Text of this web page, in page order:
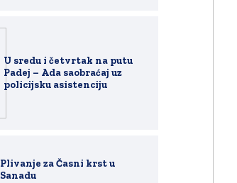
U sredu i četvrtak na putu
Padej – Ada saobraćaj uz
policijsku asistenciju
Plivanje za Časni krst u
Sanadu